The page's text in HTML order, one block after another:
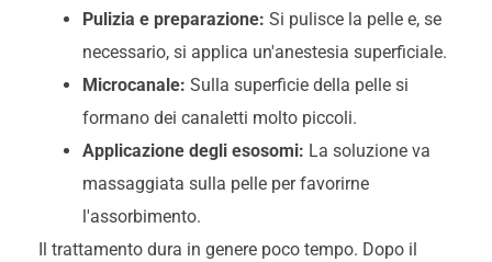
Pulizia e preparazione: Si pulisce la pelle e, se
necessario, si applica un'anestesia superficiale.
Microcanale: Sulla superficie della pelle si
formano dei canaletti molto piccoli.
Applicazione degli esosomi: La soluzione va
massaggiata sulla pelle per favorirne
l'assorbimento.
Il trattamento dura in genere poco tempo. Dopo il